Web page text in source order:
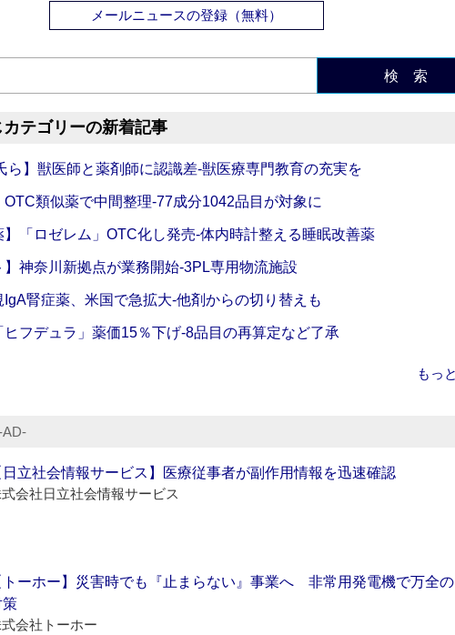
メールニュースの登録（無料）
検 索
テゴリーの新着記事
ら】獣医師と薬剤師に認識差‐獣医療専門教育の充実を
OTC類似薬で中間整理‐77成分1042品目が対象に
】「ロゼレム」OTC化し発売‐体内時計整える睡眠改善薬
】神奈川新拠点が業務開始‐3PL専用物流施設
IgA腎症薬、米国で急拡大‐他剤からの切り替えも
ヒフデュラ」薬価15％下げ‐8品目の再算定など了承
もっ
日立社会情報サービス】医療従事者が副作用情報を迅速確認
会社日立社会情報サービス
トーホー】災害時でも『止まらない』事業へ 非常用発電機で万全
策
会社トーホー